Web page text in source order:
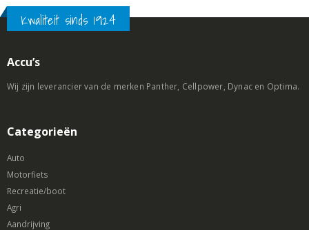
Kwaliteit sinds 1924
Accu’s
Wij zijn leverancier van de merken Panther, Cellpower, Dynac en Optima.
Categorieën
Auto
Motorfiets
Recreatie/boot
Agri
Aandrijving